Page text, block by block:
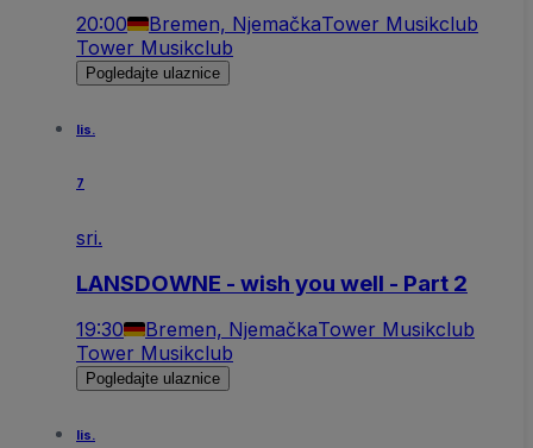
20:00 Bremen, NjemačkaTower Musikclub
Tower Musikclub
Pogledajte ulaznice
lis.
7
sri.
LANSDOWNE - wish you well - Part 2
19:30 Bremen, NjemačkaTower Musikclub
Tower Musikclub
Pogledajte ulaznice
lis.